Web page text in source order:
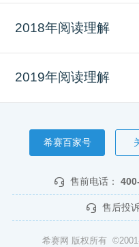
2018年阅读理解
2019年阅读理解
希赛百家号
售前电话：
售后投
希赛网 版权所有